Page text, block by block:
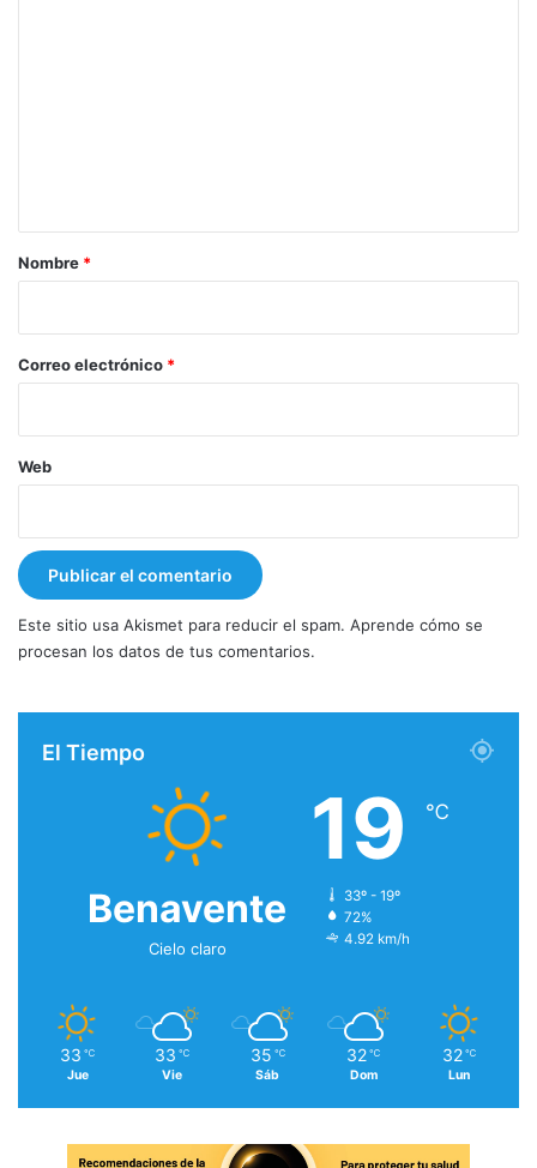
r
*
Nombre *
Correo electrónico *
Web
Este sitio usa Akismet para reducir el spam. Aprende cómo se
procesan los datos de tus comentarios.
El Tiempo
Benavente
Cielo claro
19 ℃
33º - 19º
72%
4.92 km/h
33 ℃
Jue
33 ℃
Vie
35 ℃
Sáb
32 ℃
Dom
32 ℃
Lun